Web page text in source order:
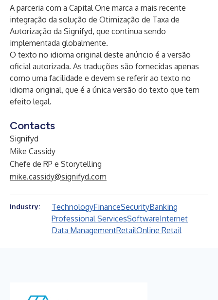
A parceria com a Capital One marca a mais recente
integração da solução de Otimização de Taxa de
Autorização da Signifyd, que continua sendo
implementada globalmente.
O texto no idioma original deste anúncio é a versão
oficial autorizada. As traduções são fornecidas apenas
como uma facilidade e devem se referir ao texto no
idioma original, que é a única versão do texto que tem
efeito legal.
Contacts
Signifyd
Mike Cassidy
Chefe de RP e Storytelling
mike.cassidy@signifyd.com
Industry: TechnologyFinanceSecurityBanking
Professional ServicesSoftwareInternet
Data ManagementRetailOnline Retail